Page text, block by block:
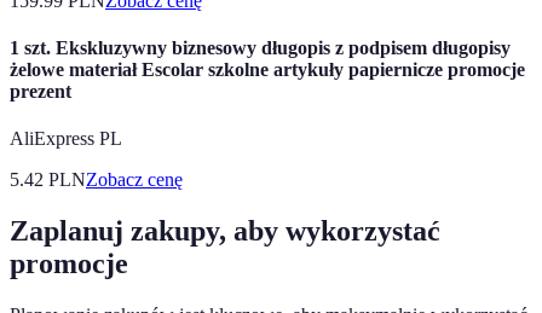
1 szt. Ekskluzywny biznesowy długopis z podpisem długopisy
żelowe materiał Escolar szkolne artykuły papiernicze promocje
prezent
AliExpress PL
5.42 PLNZobacz cenę
Zaplanuj zakupy, aby wykorzystać
promocje